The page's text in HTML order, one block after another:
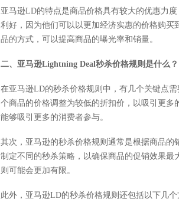
亚马逊LD的特点是商品价格具有较大的优惠力
利好，因为他们可以以更加经济实惠的价格购
品的方式，可以提高商品的曝光率和销量。
二、亚马逊Lightning Deal秒杀价格规则是什么？
在亚马逊LD的秒杀价格规则中，有几个关键点
个商品的价格调整为较低的折扣价，以吸引更
能够吸引更多的消费者参与。
其次，亚马逊的秒杀价格规则通常是根据商品
制定不同的秒杀策略，以确保商品的促销效果
则可能会更加有限。
此外，亚马逊LD的秒杀价格规则还包括以下几